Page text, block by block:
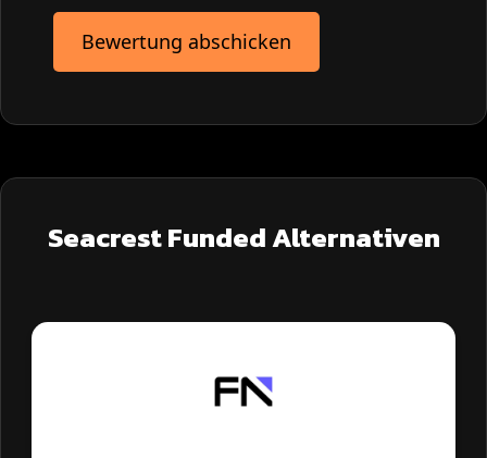
Bewertung abschicken
Seacrest Funded Alternativen